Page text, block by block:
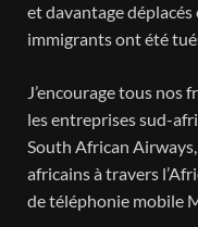
et davantage
immigrants ont été
J’encourage tous nos
les entreprises sud-
South African
africains à travers
de téléphonie mobile